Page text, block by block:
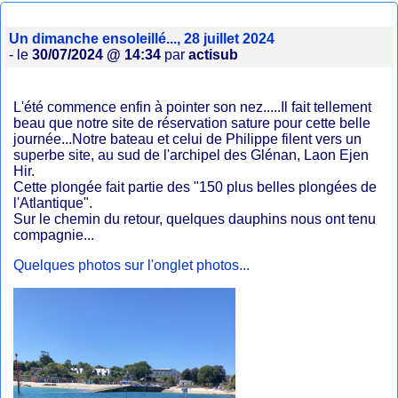
Un dimanche ensoleillé..., 28 juillet 2024
- le30/07/2024 @ 14:34 paractisub
L'été commence enfin à pointer son nez.....Il fait tellement
beau que notre site de réservation sature pour cette belle
journée...Notre bateau et celui de Philippe filent vers un
superbe site, au sud de l'archipel des Glénan, Laon Ejen
Hir.
Cette plongée fait partie des "150 plus belles plongées de
l'Atlantique".
Sur le chemin du retour, quelques dauphins nous ont tenu
compagnie...
Quelques photos sur l'onglet photos...